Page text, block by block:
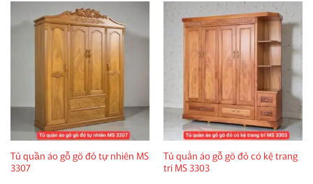
Tủ quần áo gỗ gõ đỏ tự nhiên MS
3307
Tủ quần áo gỗ gõ đỏ có kệ trang
trí MS 3303